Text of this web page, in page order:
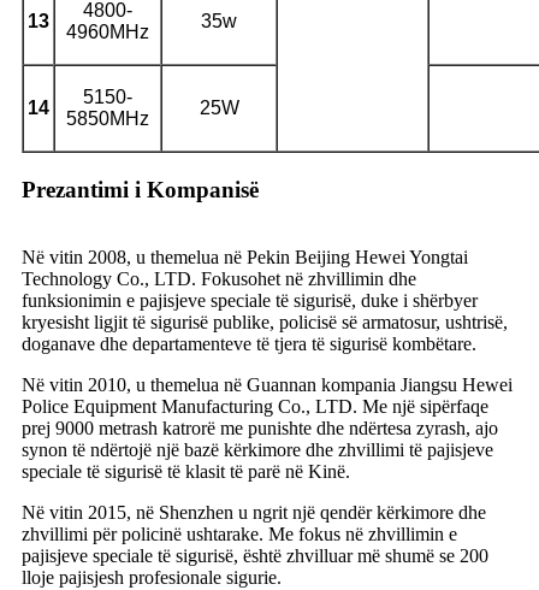
13
4800-
4960MHz
35w
14
5150-
5850MHz
25W
Prezantimi i Kompanisë
Në vitin 2008, u themelua në Pekin Beijing Hewei Yongtai
Technology Co., LTD. Fokusohet në zhvillimin dhe
funksionimin e pajisjeve speciale të sigurisë, duke i shërbyer
kryesisht ligjit të sigurisë publike, policisë së armatosur, ushtrisë,
doganave dhe departamenteve të tjera të sigurisë kombëtare.
Në vitin 2010, u themelua në Guannan kompania Jiangsu Hewei
Police Equipment Manufacturing Co., LTD. Me një sipërfaqe
prej 9000 metrash katrorë me punishte dhe ndërtesa zyrash, ajo
synon të ndërtojë një bazë kërkimore dhe zhvillimi të pajisjeve
speciale të sigurisë të klasit të parë në Kinë.
Në vitin 2015, në Shenzhen u ngrit një qendër kërkimore dhe
zhvillimi për policinë ushtarake. Me fokus në zhvillimin e
pajisjeve speciale të sigurisë, është zhvilluar më shumë se 200
lloje pajisjesh profesionale sigurie.